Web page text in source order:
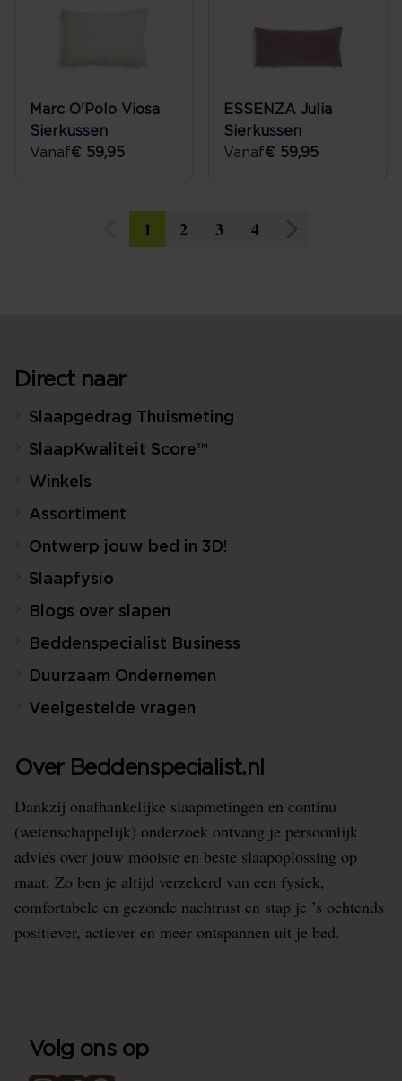
Marc O'Polo Viosa
Sierkussen
Vanaf€ 59,95
ESSENZA Julia
Sierkussen
Vanaf€ 59,95
1 2 3 4
Direct naar
Slaapgedrag Thuismeting
SlaapKwaliteit Score™
Winkels
Assortiment
Ontwerp jouw bed in 3D!
Slaapfysio
Blogs over slapen
Beddenspecialist Business
Duurzaam Ondernemen
Veelgestelde vragen
Over Beddenspecialist.nl
Dankzij onafhankelijke slaapmetingen en continu
(wetenschappelijk) onderzoek ontvang je persoonlijk
advies over jouw mooiste en beste slaapoplossing op
maat. Zo ben je altijd verzekerd van een fysiek,
comfortabele en gezonde nachtrust en stap je ’s ochtends
positiever, actiever en meer ontspannen uit je bed.
Volg ons op